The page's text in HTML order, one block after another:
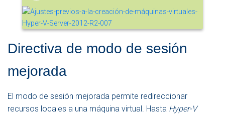
Directiva de modo de sesión
mejorada
El modo de sesión mejorada permite redireccionar
recursos locales a una máquina virtual. Hasta Hyper-V